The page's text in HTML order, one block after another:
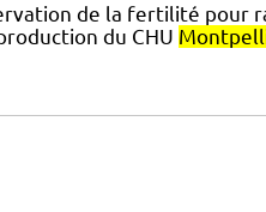
de la fertilité pour
du CHU